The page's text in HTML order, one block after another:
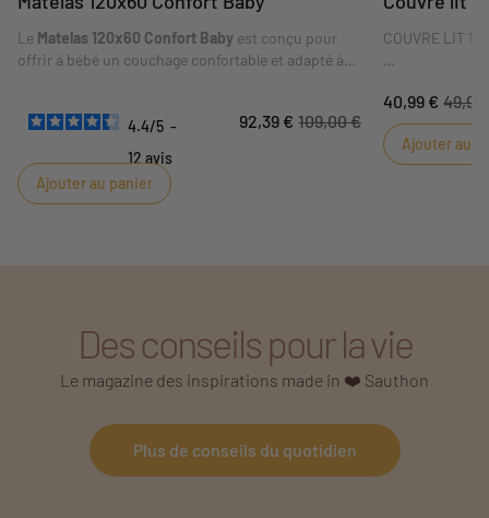
Le Matelas 120x60 Confort Baby est conçu pour
offrir à bébé un couchage confortable et adapté à
et ses conseils d'utilisation sont détaillés dans les
4.4/5 -
12 avis
92,39 € 109,00 €
Ajouter au panier
COUVRE LIT
bébé, ce
apportera
est adaptable
40,99 € 49,99
Ajouter au
Des conseils pour la vie
Le magazine des inspirations made in ❤️ Sauthon
Plus de conseils du quotidien